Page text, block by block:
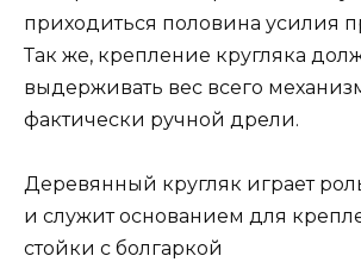
приходиться половина усилия
Так же, крепление кругляка
выдерживать вес всего
фактически ручной дрели.
Деревянный кругляк играет
и служит основанием для
стойки с болгаркой